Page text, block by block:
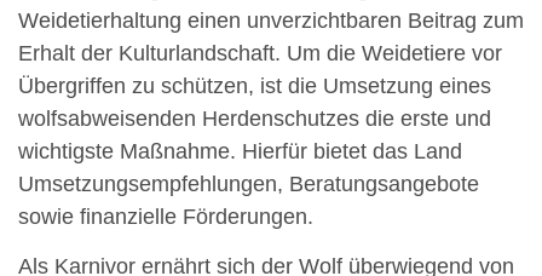
Weidetierhaltung einen unverzichtbaren Beitrag zum
Erhalt der Kulturlandschaft. Um die Weidetiere vor
Übergriffen zu schützen, ist die Umsetzung eines
wolfsabweisenden Herdenschutzes die erste und
wichtigste Maßnahme. Hierfür bietet das Land
Umsetzungsempfehlungen, Beratungsangebote
sowie finanzielle Förderungen.
Als Karnivor ernährt sich der Wolf überwiegend von